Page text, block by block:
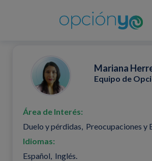
Mariana
Equipo de
Área de Interés:
Duelo y pérdidas, Preocupaciones
Idiomas:
Español, Inglés.